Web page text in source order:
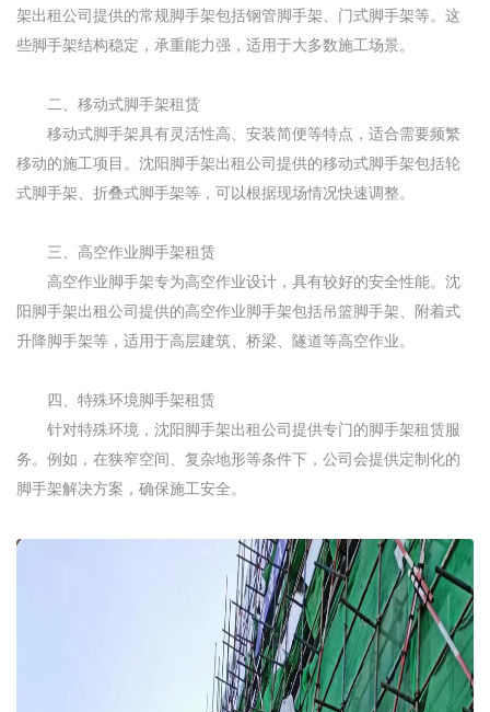
架出租公司提供的常规脚手架包括钢管脚手架、门式脚手架等。这
些脚手架结构稳定，承重能力强，适用于大多数施工场景。
二、移动式脚手架租赁
移动式脚手架具有灵活性高、安装简便等特点，适合需要频繁
移动的施工项目。沈阳脚手架出租公司提供的移动式脚手架包括轮
式脚手架、折叠式脚手架等，可以根据现场情况快速调整。
三、高空作业脚手架租赁
高空作业脚手架专为高空作业设计，具有较好的安全性能。沈
阳脚手架出租公司提供的高空作业脚手架包括吊篮脚手架、附着式
升降脚手架等，适用于高层建筑、桥梁、隧道等高空作业。
四、特殊环境脚手架租赁
针对特殊环境，沈阳脚手架出租公司提供专门的脚手架租赁服
务。例如，在狭窄空间、复杂地形等条件下，公司会提供定制化的
脚手架解决方案，确保施工安全。